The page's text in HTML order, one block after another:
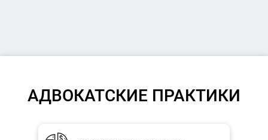
АДВОКАТСКИЕ ПРАКТИКИ